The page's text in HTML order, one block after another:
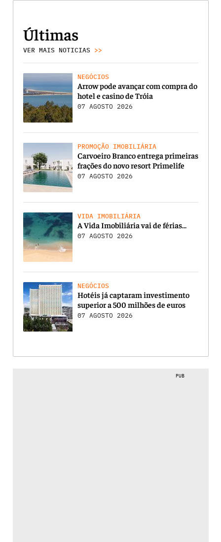
Últimas
VER MAIS NOTICIAS >>
NEGÓCIOS
Arrow pode avançar com compra do
hotel e casino de Tróia
07 AGOSTO 2026
PROMOÇÃO IMOBILIÁRIA
Carvoeiro Branco entrega primeiras
frações do novo resort Primelife
07 AGOSTO 2026
VIDA IMOBILIÁRIA
A Vida Imobiliária vai de férias…
07 AGOSTO 2026
NEGÓCIOS
Hotéis já captaram investimento
superior a 500 milhões de euros
07 AGOSTO 2026
PUB